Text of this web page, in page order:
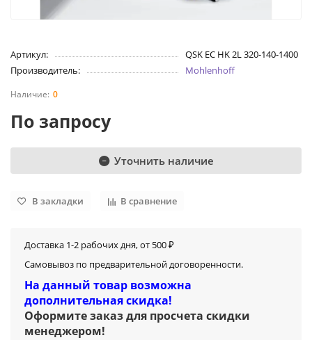
Артикул:
QSK EC HK 2L 320-140-1400
Производитель:
Mohlenhoff
0
По запросу
Уточнить наличие
В закладки В сравнение
Доставка 1-2 рабочих дня, от 500 ₽
Самовывоз по предварительной договоренности.
На данный товар возможна
дополнительная скидка!
Оформите заказ для просчета скидки
менеджером!